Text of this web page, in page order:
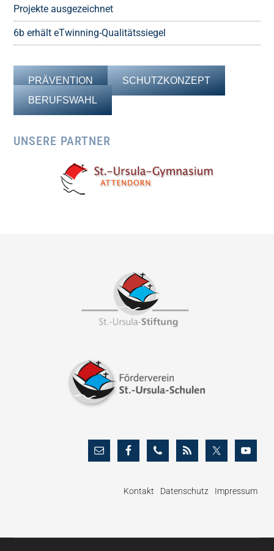
Projekte ausgezeichnet
6b erhält eTwinning-Qualitätssiegel
PRÄVENTION
SCHUTZKONZEPT
BERUFSWAHL
UNSERE PARTNER
Kontakt Datenschutz Impressum